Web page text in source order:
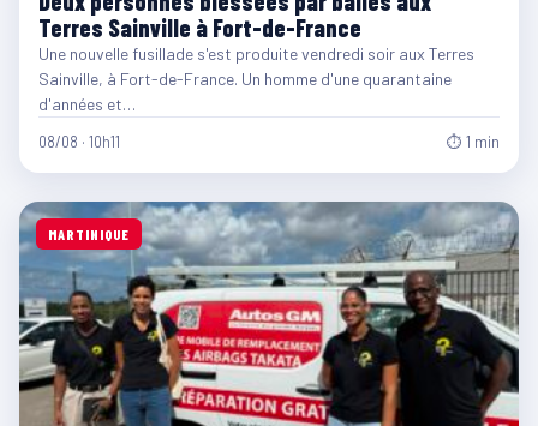
Terres Sainville à Fort-de-France
Une nouvelle fusillade s'est produite vendredi soir aux Terres
Sainville, à Fort-de-France. Un homme d'une quarantaine
d'années et…
08/08 · 10h11 ⏱ 1 min
MARTINIQUE